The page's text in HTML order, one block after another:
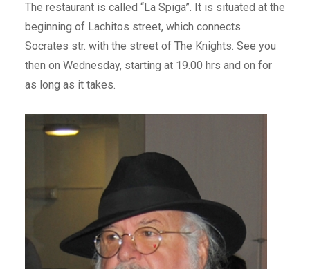
The restaurant is called “La Spiga”. It is situated at the
beginning of Lachitos street, which connects
Socrates str. with the street of The Knights. See you
then on Wednesday, starting at 19.00 hrs and on for
as long as it takes.